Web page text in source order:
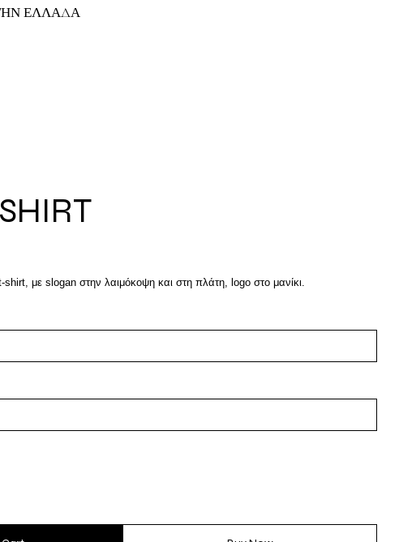
ΕΛΛΑΔΑ
με slogan στην λαιμόκοψη και στη πλάτη, logo στο μανίκι.